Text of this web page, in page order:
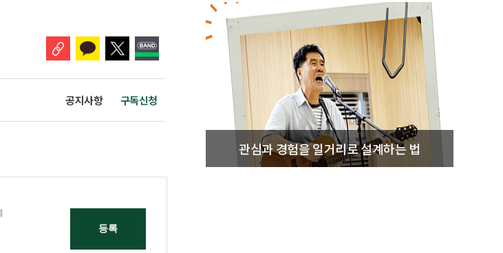
공지사항 구독신청
관심과 경험을 일거리로 설계하는 법